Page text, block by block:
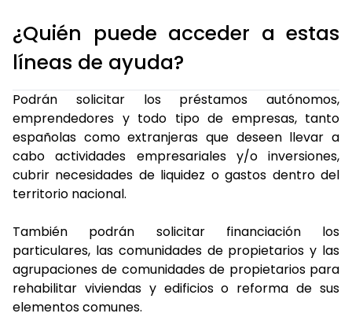
¿Quién puede acceder a estas
líneas de ayuda?
Podrán solicitar los préstamos autónomos,
emprendedores y todo tipo de empresas, tanto
españolas como extranjeras que deseen llevar a
cabo actividades empresariales y/o inversiones,
cubrir necesidades de liquidez o gastos dentro del
territorio nacional.
También podrán solicitar financiación los
particulares, las comunidades de propietarios y las
agrupaciones de comunidades de propietarios para
rehabilitar viviendas y edificios o reforma de sus
elementos comunes.